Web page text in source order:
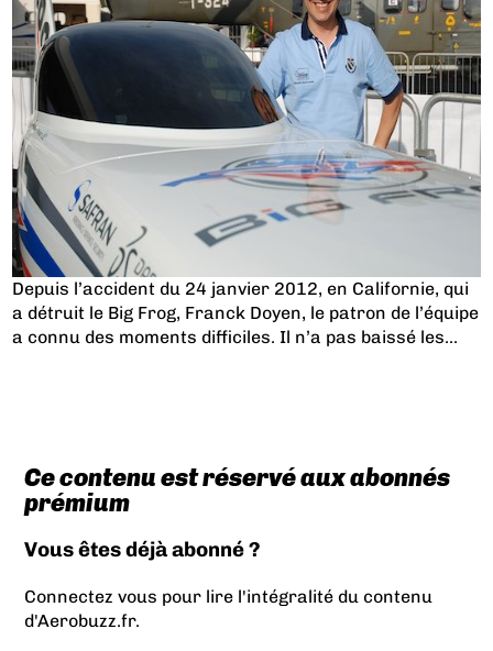
Depuis l’accident du 24 janvier 2012, en Californie, qui
a détruit le Big Frog, Franck Doyen, le patron de l’équipe
a connu des moments difficiles. Il n’a pas baissé les...
Ce contenu est réservé aux abonnés
prémium
Vous êtes déjà abonné ?
Connectez vous pour lire l'intégralité du contenu
d'Aerobuzz.fr.